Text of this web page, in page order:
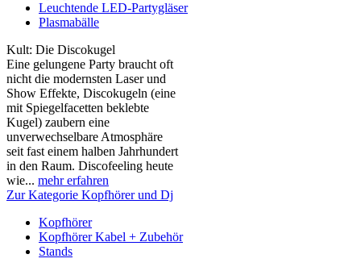
Leuchtende LED-Partygläser
Plasmabälle
Kult: Die Discokugel
Eine gelungene Party braucht oft
nicht die modernsten Laser und
Show Effekte, Discokugeln (eine
mit Spiegelfacetten beklebte
Kugel) zaubern eine
unverwechselbare Atmosphäre
seit fast einem halben Jahrhundert
in den Raum. Discofeeling heute
wie... mehr erfahren
Zur Kategorie Kopfhörer und Dj
Kopfhörer
Kopfhörer Kabel + Zubehör
Stands